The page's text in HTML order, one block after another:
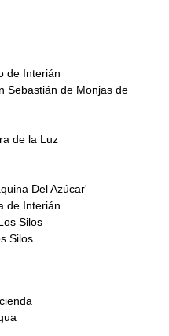
de Interián
Sebastián de Monjas de
de la Luz
Del Azúcar'
de Interián
Silos
Silos